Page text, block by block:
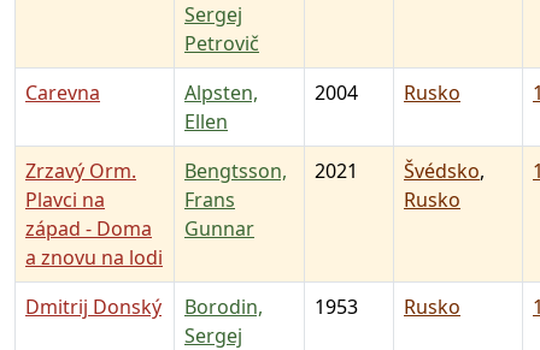
Sergej
Petrovič
Carevna
Alpsten,
Ellen
2004 Rusko
Zrzavý Orm.
Plavci na
západ - Doma
a znovu na lodi
Bengtsson,
Frans
Gunnar
2021 Švédsko,
Rusko
Dmitrij Donský
Borodin,
Sergej
1953 Rusko